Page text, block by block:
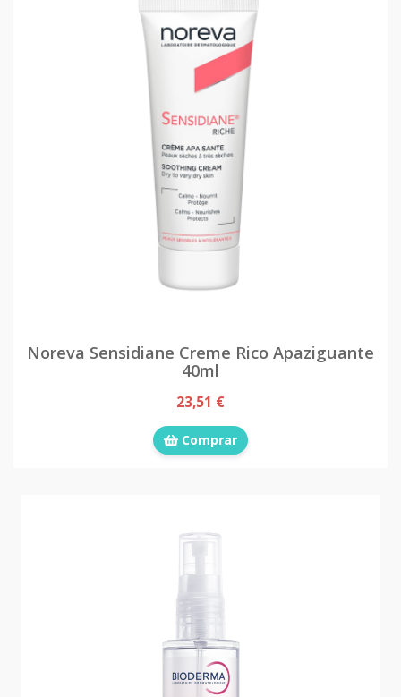
Noreva Sensidiane Creme Rico Apaziguante
40ml
23,51 €
Comprar